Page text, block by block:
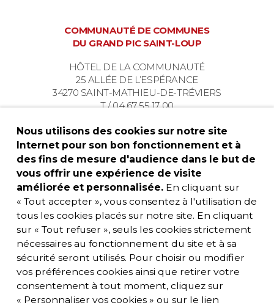
COMMUNAUTÉ DE COMMUNES
DU GRAND PIC SAINT-LOUP
HÔTEL DE LA COMMUNAUTÉ
25 ALLÉE DE L’ESPÉRANCE
34270 SAINT-MATHIEU-DE-TRÉVIERS
T / 04 67 55 17 00
Nous utilisons des cookies sur notre site
Internet pour son bon fonctionnement et à
des fins de mesure d'audience dans le but de
vous offrir une expérience de visite
améliorée et personnalisée. En cliquant sur
« Tout accepter », vous consentez à l'utilisation de
tous les cookies placés sur notre site. En cliquant
sur « Tout refuser », seuls les cookies strictement
nécessaires au fonctionnement du site et à sa
sécurité seront utilisés. Pour choisir ou modifier
vos préférences cookies ainsi que retirer votre
consentement à tout moment, cliquez sur
« Personnaliser vos cookies » ou sur le lien